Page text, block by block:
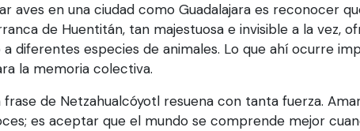
aves en una ciudad como Guadalajara es reconocer
de Huentitán, tan majestuosa e invisible a la vez,
diferentes especies de animales. Lo que ahí ocurre
la memoria colectiva.
frase de Netzahualcóyotl resuena con tanta fuerza.
es aceptar que el mundo se comprende mejor